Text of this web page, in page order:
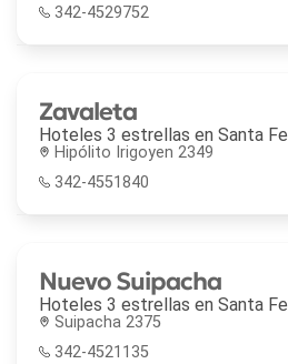
342-4529752
Zavaleta
Hoteles 3 estrellas en Santa Fe
Hipólito Irigoyen 2349
342-4551840
Nuevo Suipacha
Hoteles 3 estrellas en Santa Fe
Suipacha 2375
342-4521135